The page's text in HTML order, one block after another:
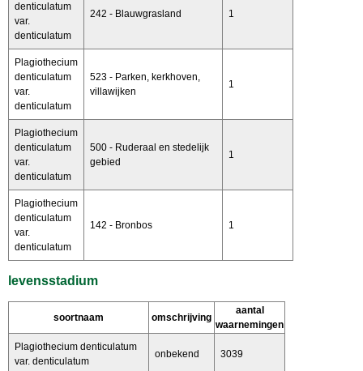
denticulatum
var.
denticulatum
242 - Blauwgrasland 1
Plagiothecium
denticulatum
var.
denticulatum
523 - Parken, kerkhoven,
villawijken
1
Plagiothecium
denticulatum
var.
denticulatum
500 - Ruderaal en stedelijk
gebied
1
Plagiothecium
denticulatum
var.
denticulatum
142 - Bronbos 1
levensstadium
soortnaam omschrijving
aantal
waarnemingen
Plagiothecium denticulatum
var. denticulatum
onbekend 3039